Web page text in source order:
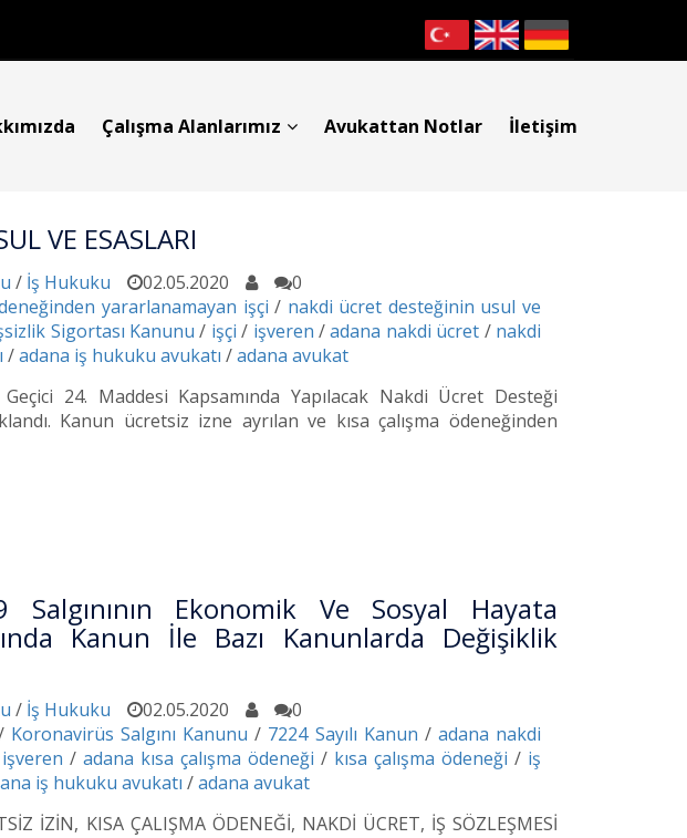
Çalışma Alanlarımız Avukattan Notlar İletişim
VE ESASLARI
/ İş Hukuku 02.05.2020
0
yararlanamayan işçi / nakdi ücret desteğinin usul ve
Sigortası Kanunu / işçi / işveren /adana nakdi ücret / nakdi
/adana iş hukuku avukatı /adana avukat
24. Maddesi Kapsamında Yapılacak Nakdi Ücret Desteği
Kanun ücretsiz izne ayrılan ve kısa çalışma ödeneğinden
Salgınının Ekonomik Ve Sosyal Hayata
Kanun İle Bazı Kanunlarda Değişiklik
/ İş Hukuku 02.05.2020
0
Koronavirüs Salgını Kanunu / 7224 Sayılı Kanun / adana nakdi
/ adana kısa çalışma ödeneği / kısa çalışma ödeneği / iş
iş hukuku avukatı /adana avukat
İZİN, KISA ÇALIŞMA ÖDENEĞİ, NAKDİ ÜCRET, İŞ SÖZLEŞMESİ